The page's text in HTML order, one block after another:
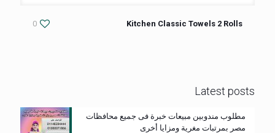
Kitchen Classic Towels 2 Rolls
0
Latest posts
مطلوب مندوبين مبيعات خبرة فى جميع محافظات
مصر بمرتبات مغرية ومزايا أخرى